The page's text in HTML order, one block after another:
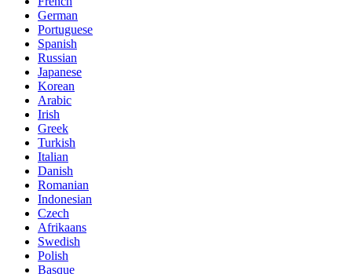
German
Portuguese
Spanish
Russian
Japanese
Korean
Arabic
Irish
Greek
Turkish
Italian
Danish
Romanian
Indonesian
Czech
Afrikaans
Swedish
Polish
Basque